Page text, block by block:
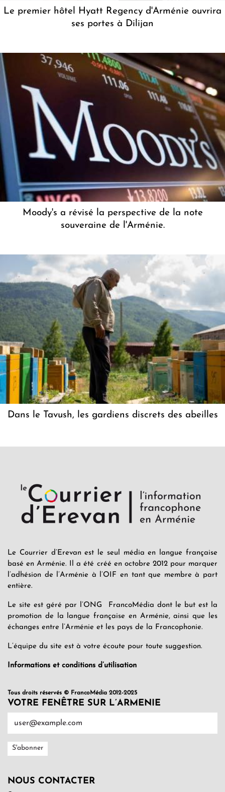
Le premier hôtel Hyatt Regency d'Arménie ouvrira
ses portes à Dilijan
Moody's a révisé la perspective de la note
souveraine de l'Arménie.
Dans le Tavush, les gardiens discrets des abeilles
Le Courrier d’Erevan est le seul média en langue française
basé en Arménie. Il a été créé en octobre 2012 pour marquer
l’adhésion de l’Arménie à l’OIF en tant que membre à part
entière.
Le site est géré par l’ONG FrancoMédia dont le but est la
promotion de la langue française en Arménie, ainsi que les
échanges entre l’Arménie et les pays de la Francophonie.
L’équipe du site est à votre écoute pour toute suggestion.
Informations et conditions d’utilisation
Tous droits réservés © FrancoMédia 2012-2025
VOTRE FENÊTRE SUR L’ARMENIE
NOUS CONTACTER